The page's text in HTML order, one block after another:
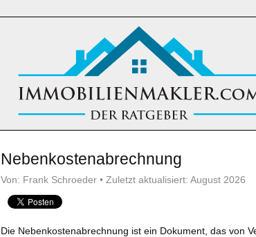
Nebenkostenabrechnung
Von: Frank Schroeder • Zuletzt aktualisiert: August 2026
Die Nebenkostenabrechnung ist ein Dokument, das von